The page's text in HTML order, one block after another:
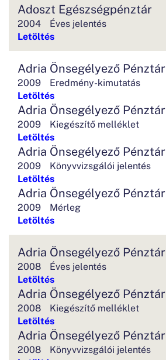
Adoszt Egészségpénztár
2004
Éves jelentés
Letöltés
Adria Önsegélyező Pénztár
2009
Eredmény-kimutatás
Letöltés
Adria Önsegélyező Pénztár
2009
Kiegészítő melléklet
Letöltés
Adria Önsegélyező Pénztár
2009
Könyvvizsgálói jelentés
Letöltés
Adria Önsegélyező Pénztár
2009
Mérleg
Letöltés
Adria Önsegélyező Pénztár
2008
Éves jelentés
Letöltés
Adria Önsegélyező Pénztár
2008
Kiegészítő melléklet
Letöltés
Adria Önsegélyező Pénztár
2008
Könyvvizsgálói jelentés